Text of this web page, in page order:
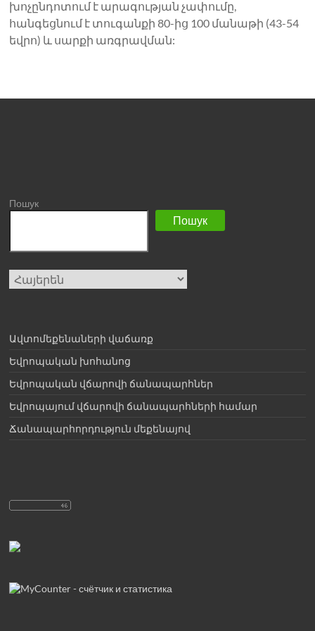
խոչընդոտում է արագության չափումը,
հանգեցնում է տուգանքի 80-ից 100 մանաթի (43-54
եվրո) և սարքի առգրավման:
Пошук
Пошук
Choose
a
Ավտոմեքենաների վաճառք
Եվրոպական խոհանոց
Եվրոպական վճարովի ճանապարհներ
Եվրոպայում վճարովի ճանապարհների համար
Ճանապարհորդություն մեքենայով